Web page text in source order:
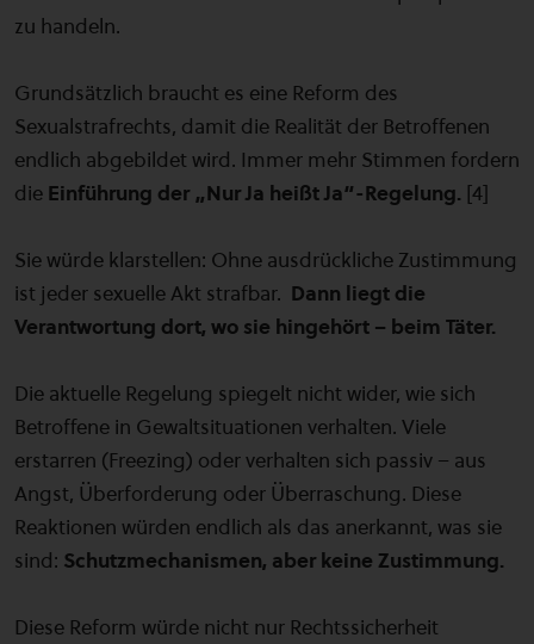
zu handeln.
Grundsätzlich braucht es eine Reform des
Sexualstrafrechts, damit die Realität der Betroffenen
endlich abgebildet wird. Immer mehr Stimmen fordern
die Einführung der „Nur Ja heißt Ja“-Regelung. [4]
Sie würde klarstellen: Ohne ausdrückliche Zustimmung
ist jeder sexuelle Akt strafbar. Dann liegt die
Verantwortung dort, wo sie hingehört – beim Täter.
Die aktuelle Regelung spiegelt nicht wider, wie sich
Betroffene in Gewaltsituationen verhalten. Viele
erstarren (Freezing) oder verhalten sich passiv – aus
Angst, Überforderung oder Überraschung. Diese
Reaktionen würden endlich als das anerkannt, was sie
sind: Schutzmechanismen, aber keine Zustimmung.
Diese Reform würde nicht nur Rechtssicherheit